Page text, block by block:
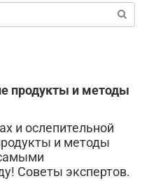
продукты и методы
и ослепительной
и методы
Советы экспертов.